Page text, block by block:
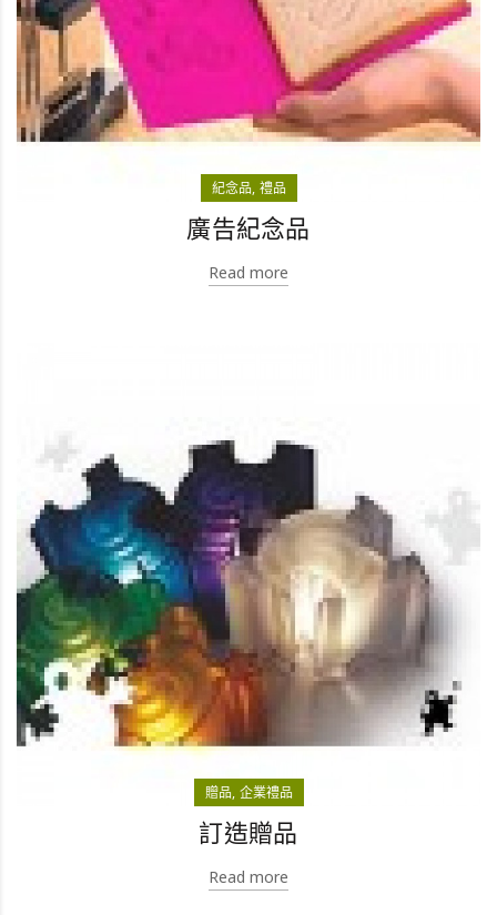
紀念品 禮品
廣告紀念品
Read more
贈品 企業禮品
訂造贈品
Read more